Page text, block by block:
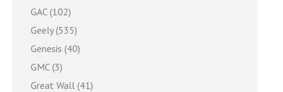
GAC (102)
Geely (535)
Genesis (40)
GMC (3)
Great Wall (41)